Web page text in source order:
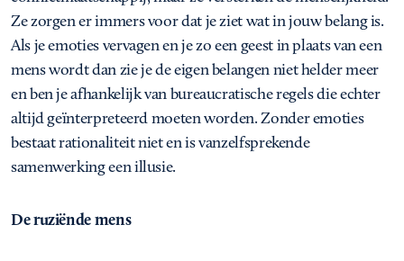
Ze zorgen er immers voor dat je ziet wat in jouw belang is.
Als je emoties vervagen en je zo een geest in plaats van een
mens wordt dan zie je de eigen belangen niet helder meer
en ben je afhankelijk van bureaucratische regels die echter
altijd geïnterpreteerd moeten worden. Zonder emoties
bestaat rationaliteit niet en is vanzelfsprekende
samenwerking een illusie.
De ruziënde mens